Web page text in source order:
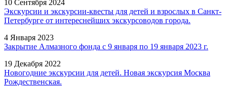
10 Сентября 2024
Экскурсии и экскурсии-квесты для детей и взрослых в Санкт-
Петербурге от интереснейших экскурсоводов города.
4 Января 2023
Закрытие Алмазного фонда с 9 января по 19 января 2023 г.
19 Декабря 2022
Новогодние экскурсии для детей. Новая экскурсия Москва
Рождественская.